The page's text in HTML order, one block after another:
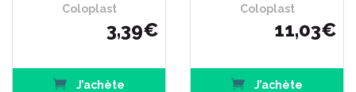
Coloplast
3,39€
J’achète
Coloplast
11,03€
J’achète